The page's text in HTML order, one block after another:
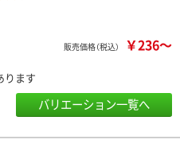
販売価格（税込） ￥236～
ります
バリエーション一覧へ